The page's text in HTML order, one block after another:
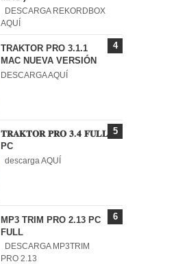
DESCARGA REKORDBOX
AQUÍ
TRAKTOR PRO 3.1.1
MAC NUEVA VERSIÓN
DESCARGA AQUÍ
𝐓𝐑𝐀𝐊𝐓𝐎𝐑 𝐏𝐑𝐎 𝟑.𝟒 𝐅𝐔𝐋𝐋
PC
descarga AQUÍ
MP3 TRIM PRO 2.13 PC
FULL
DESCARGA MP3TRIM
PRO 2.13